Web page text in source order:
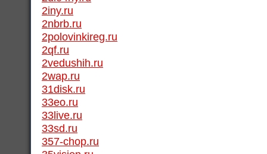
2iny.ru
2nbrb.ru
2polovinkireg.ru
2qf.ru
2vedushih.ru
2wap.ru
31disk.ru
33eo.ru
33live.ru
33sd.ru
357-chop.ru